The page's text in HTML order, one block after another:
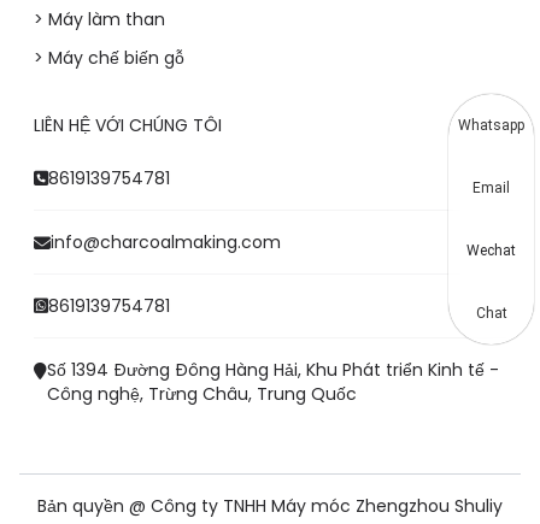
> Máy làm than
> Máy chế biến gỗ
LIÊN HỆ VỚI CHÚNG TÔI
8619139754781
info@charcoalmaking.com
8619139754781
Số 1394 Đường Đông Hàng Hải, Khu Phát triển Kinh tế -
Công nghệ, Trừng Châu, Trung Quốc
Bản quyền @ Công ty TNHH Máy móc Zhengzhou Shuliy
Whatsapp
Email
Wechat
Chat